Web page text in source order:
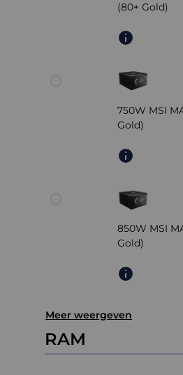
(80+ Gold)
750W MSI
Gold)
850W MSI
Gold)
Meer weergeven
RAM